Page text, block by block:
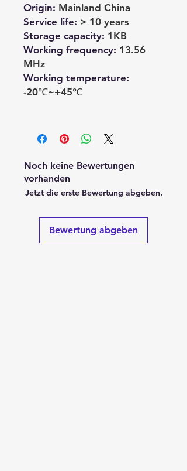
Origin: Mainland China
Service life: > 10 years
Storage capacity: 1KB
Working frequency: 13.56
MHz
Working temperature:
-20℃~+45℃
Noch keine Bewertungen
vorhanden
Jetzt die erste Bewertung abgeben.
Bewertung abgeben